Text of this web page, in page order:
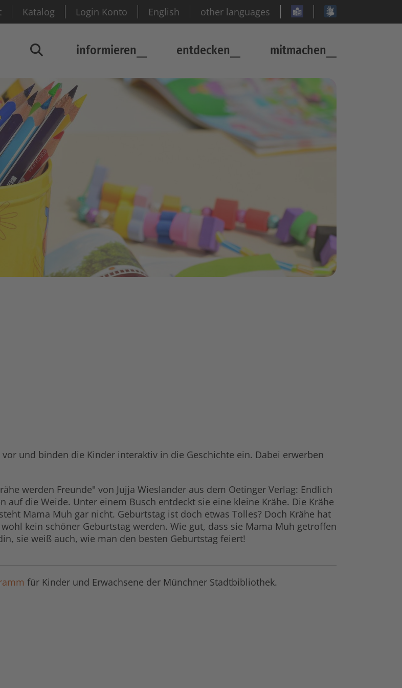
Katalog Login Konto English other languages
Suchfensterinformieren entdecken mitmachen
und binden die Kinder interaktiv in die Geschichte ein. Dabei erwerben
werden Freunde" von Jujja Wieslander aus dem Oetinger Verlag: Endlich
die Weide. Unter einem Busch entdeckt sie eine kleine Krähe. Die Krähe
Mama Muh gar nicht. Geburtstag ist doch etwas Tolles? Doch Krähe hat
kein schöner Geburtstag werden. Wie gut, dass sie Mama Muh getroffen
sie weiß auch, wie man den besten Geburtstag feiert!
für Kinder und Erwachsene der Münchner Stadtbibliothek.